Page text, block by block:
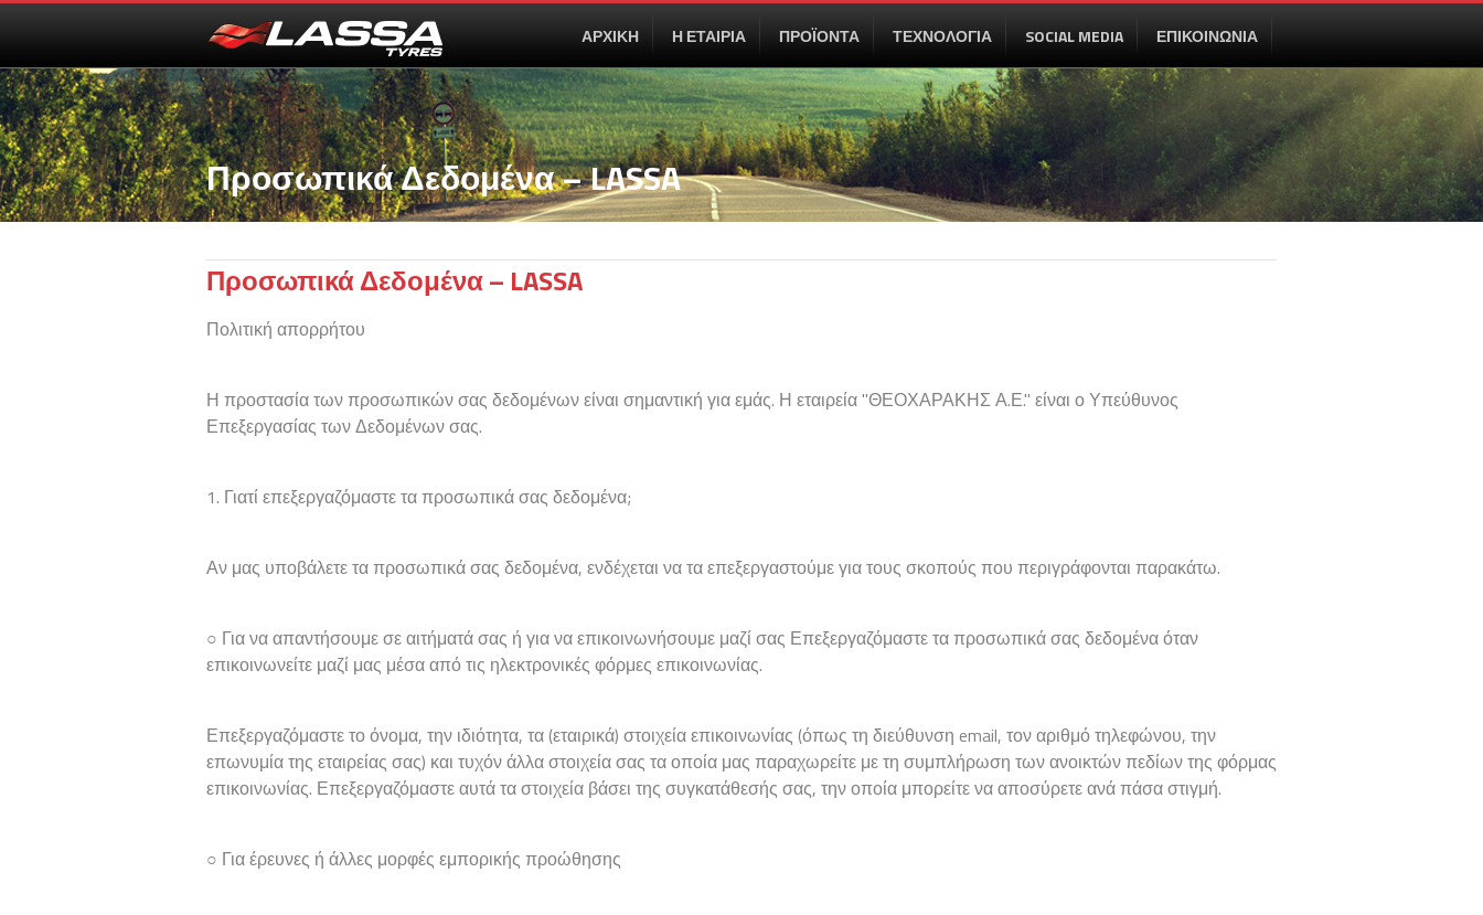
ΑΡΧΙΚΗ Η ΕΤΑΙΡΙΑ ΠΡΟΪΟΝΤΑ ΤΕΧΝΟΛΟΓΙΑ SOCIAL MEDIA ΕΠΙΚΟΙΝΩΝΙΑ
Προσωπικά Δεδομένα – LASSA
Προσωπικά Δεδομένα – LASSA
Πολιτική απορρήτου
Η προστασία των προσωπικών σας δεδομένων είναι σημαντική για εμάς. Η εταιρεία "ΘΕΟΧΑΡΑΚΗΣ Α.Ε." είναι ο Υπεύθυνος
Επεξεργασίας των Δεδομένων σας.
1. Γιατί επεξεργαζόμαστε τα προσωπικά σας δεδομένα;
Αν μας υποβάλετε τα προσωπικά σας δεδομένα, ενδέχεται να τα επεξεργαστούμε για τους σκοπούς που περιγράφονται παρακάτω.
○ Για να απαντήσουμε σε αιτήματά σας ή για να επικοινωνήσουμε μαζί σας Επεξεργαζόμαστε τα προσωπικά σας δεδομένα όταν
επικοινωνείτε μαζί μας μέσα από τις ηλεκτρονικές φόρμες επικοινωνίας.
Επεξεργαζόμαστε το όνομα, την ιδιότητα, τα (εταιρικά) στοιχεία επικοινωνίας (όπως τη διεύθυνση email, τον αριθμό τηλεφώνου, την
επωνυμία της εταιρείας σας) και τυχόν άλλα στοιχεία σας τα οποία μας παραχωρείτε με τη συμπλήρωση των ανοικτών πεδίων της φόρμας
επικοινωνίας. Επεξεργαζόμαστε αυτά τα στοιχεία βάσει της συγκατάθεσής σας, την οποία μπορείτε να αποσύρετε ανά πάσα στιγμή.
○ Για έρευνες ή άλλες μορφές εμπορικής προώθησης